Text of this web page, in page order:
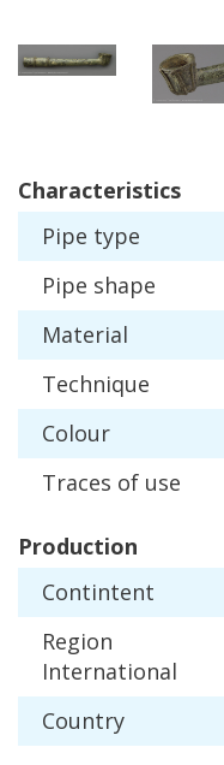
Characteristics
Pipe type
Pipe shape
Material
Technique
Colour
Traces of use
Production
Contintent
Region
International
Country